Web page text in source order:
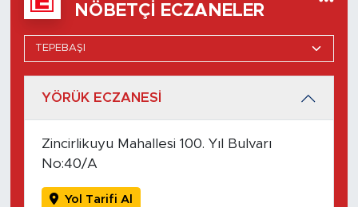
NÖBETÇI ECZANELER
YÖRÜK ECZANESİ
Zincirlikuyu Mahallesi 100. Yıl Bulvarı
No:40/A
Yol Tarifi Al